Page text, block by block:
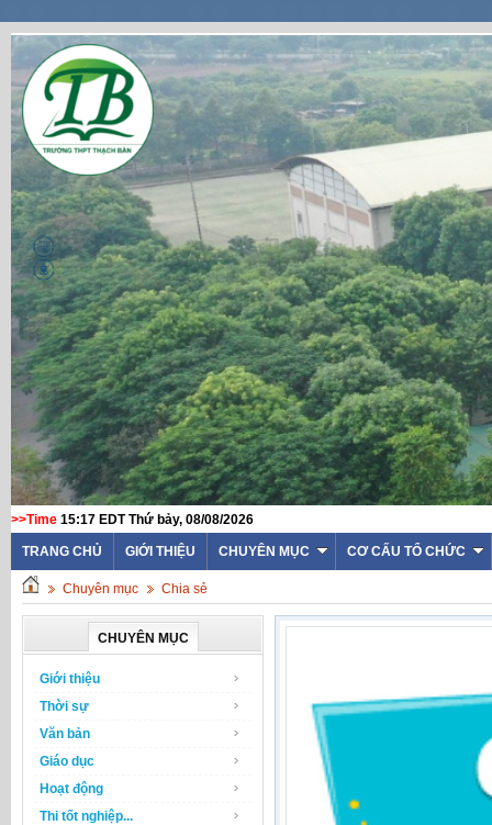
>>Time 15:17 EDT Thứ bảy, 08/08/2026
TRANG CHỦ GIỚI THIỆU CHUYÊN MỤC CƠ CẤU TỔ CHỨC
Chuyên mục Chia sẻ
CHUYÊN MỤC
Giới thiệu
Thời sự
Văn bản
Giáo dục
Hoạt động
Thi tốt nghiệp...